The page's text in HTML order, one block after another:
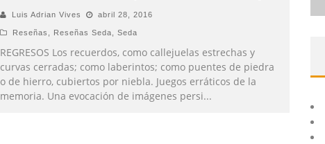
Luis Adrian Vives abril 28, 2016
Reseñas Reseñas Seda Seda
REGRESOS Los recuerdos, como callejuelas estrechas y
curvas cerradas; como laberintos; como puentes de piedra
o de hierro, cubiertos por niebla. Juegos erráticos de la
memoria. Una evocación de imágenes persi...